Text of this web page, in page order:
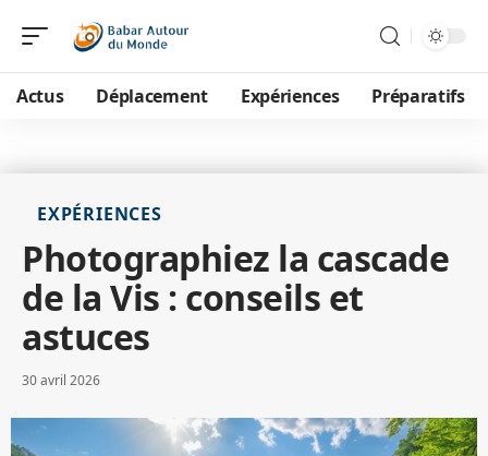
Actus Déplacement Expériences Préparatifs
EXPÉRIENCES
Photographiez la cascade
de la Vis : conseils et
astuces
30 avril 2026